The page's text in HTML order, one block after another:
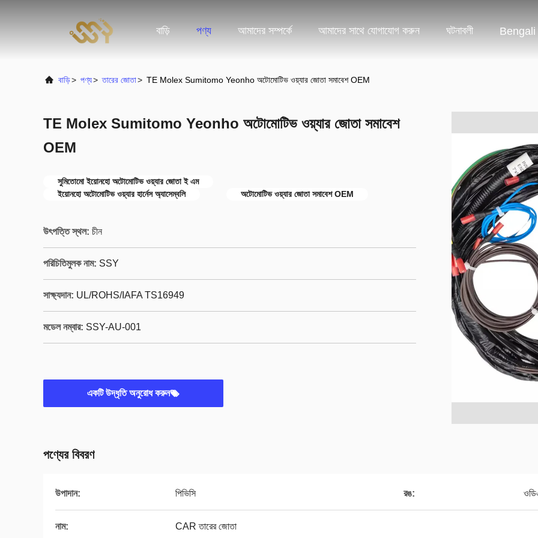
বাড়ি পণ্য আমাদের সম্পর্কে আমাদের সাথে যোগাযোগ করুন ঘটনাবলী Bengali
বাড়ি> পণ্য> তারের জোতা> TE Molex Sumitomo Yeonho অটোমোটিভ ওয়্যার জোতা সমাবেশ OEM
TE Molex Sumitomo Yeonho অটোমোটিভ ওয়্যার জোতা সমাবেশ
OEM
সুমিতোমো ইয়োনহো অটোমোটিভ ওয়্যার জোতা ই এম
ইয়োনহো অটোমোটিভ ওয়্যার হার্নেস অ্যাসেম্বলি
অটোমোটিভ ওয়্যার জোতা সমাবেশ OEM
উৎপত্তি স্থল: চীন
পরিচিতিমুলক নাম: SSY
সাক্ষ্যদান: UL/ROHS/IAFA TS16949
মডেল নম্বার: SSY-AU-001
একটি উদ্ধৃতি অনুরোধ করুন
পণ্যের বিবরণ
উপাদান: পিভিসি রঙ:
নাম: CAR তারের জোতা